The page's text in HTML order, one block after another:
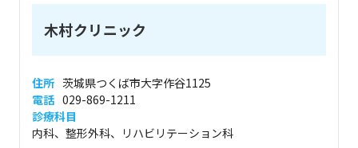
木村クリニック
住所 茨城県つくば市大字作谷1125
電話 029-869-1211
診療科目
内科、整形外科、リハビリテーション科